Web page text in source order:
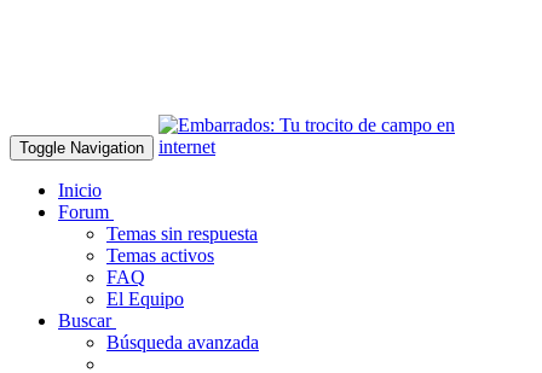
Toggle Navigation
Inicio
Forum
Temas sin respuesta
Temas activos
FAQ
El Equipo
Buscar
Búsqueda avanzada